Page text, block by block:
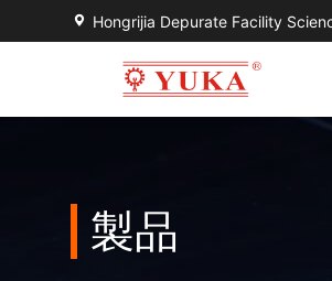
Hongrijia Depurate Facility
製品